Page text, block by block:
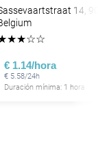
14,
★★☆☆
€ 1.14/hora
€ 5.58/24h
Duración mínima: 1 hora